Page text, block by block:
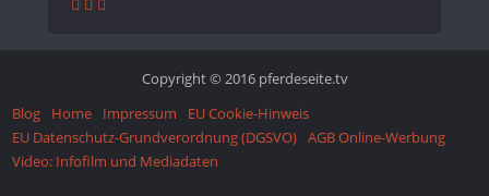
Copyright © 2016 pferdeseite.tv
Blog
Home Impressum
EU Cookie-Hinweis
EU Datenschutz-Grundverordnung (DGSVO) AGB Online-Werbung
Video: Infofilm und Mediadaten